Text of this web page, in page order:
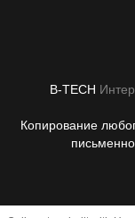
B-TECH
Копирование